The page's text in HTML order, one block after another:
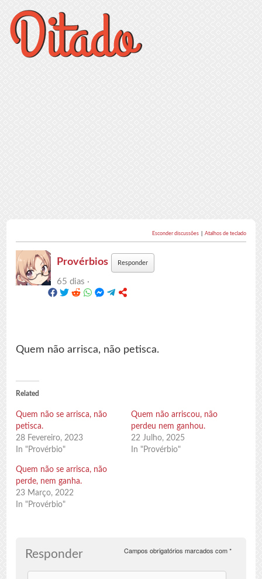
Esconder discussões Atalhos de teclado
Provérbios Responder
65 dias ·
Quem não arrisca, não petisca.
Related
Quem não se arrisca, não
petisca.
28 Fevereiro, 2023
In "Provérbio"
Quem não arriscou, não
perdeu nem ganhou.
22 Julho, 2025
In "Provérbio"
Quem não se arrisca, não
perde, nem ganha.
23 Março, 2022
In "Provérbio"
Responder Campos obrigatórios marcados com*